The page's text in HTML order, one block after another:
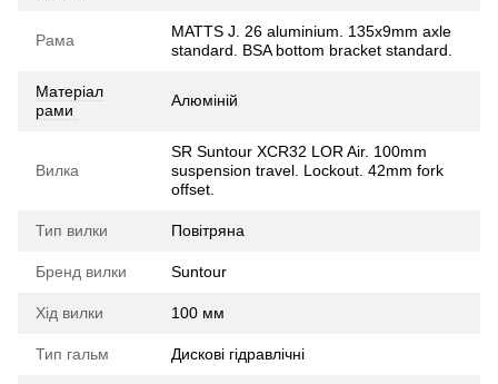
Рама
MATTS J. 26 aluminium. 135x9mm axle
standard. BSA bottom bracket standard.
Матеріал
рами
Алюміній
Вилка
SR Suntour XCR32 LOR Air. 100mm
suspension travel. Lockout. 42mm fork
offset.
Тип вилки Повітряна
Бренд вилки Suntour
Хід вилки 100 мм
Тип гальм Дискові гідравлічні